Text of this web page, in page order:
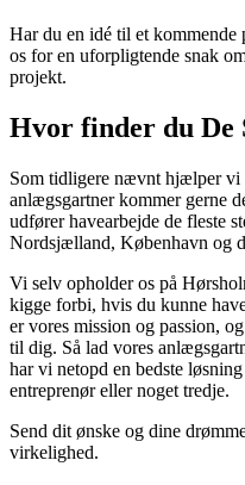
Har du en idé til et
os for en uforpligtende snak
projekt.
Hvor finder du De
Som tidligere nævnt hjælper
anlægsgartner kommer gerne
udfører havearbejde de fleste
Nordsjælland, København og
Vi selv opholder os på
kigge forbi, hvis du kunne
er vores mission og passion,
til dig. Så lad vores
har vi netopd en bedste
entreprenør eller noget tredje.
Send dit ønske og dine
virkelighed.